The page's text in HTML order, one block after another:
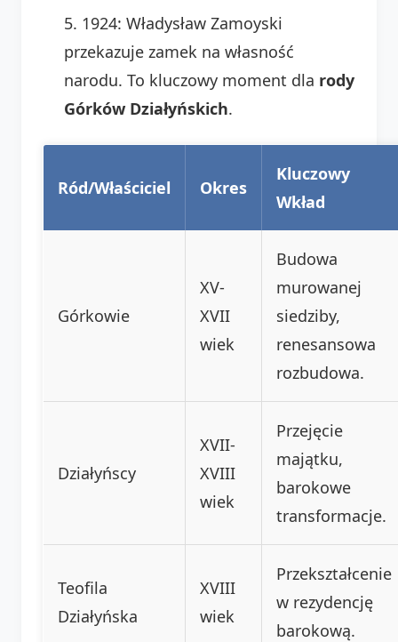
1924: Władysław Zamoyski
przekazuje zamek na własność
narodu. To kluczowy moment dla rody
Górków Działyńskich.
Ród/Właściciel Okres
Kluczowy
Wkład
Górkowie
XV-
XVII
wiek
Budowa
murowanej
siedziby,
renesansowa
rozbudowa.
Działyńscy
XVII-
XVIII
wiek
Przejęcie
majątku,
barokowe
transformacje.
Teofila
Działyńska
XVIII
wiek
Przekształcenie
w rezydencję
barokową.